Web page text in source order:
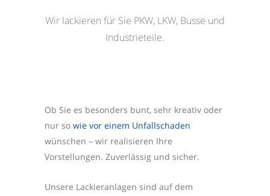
Wir lackieren für Sie PKW, LKW, Busse und
Industrieteile.
Ob Sie es besonders bunt, sehr kreativ oder
nur so wie vor einem Unfallschaden
wünschen – wir realisieren Ihre
Vorstellungen. Zuverlässig und sicher.
Unsere Lackieranlagen sind auf dem